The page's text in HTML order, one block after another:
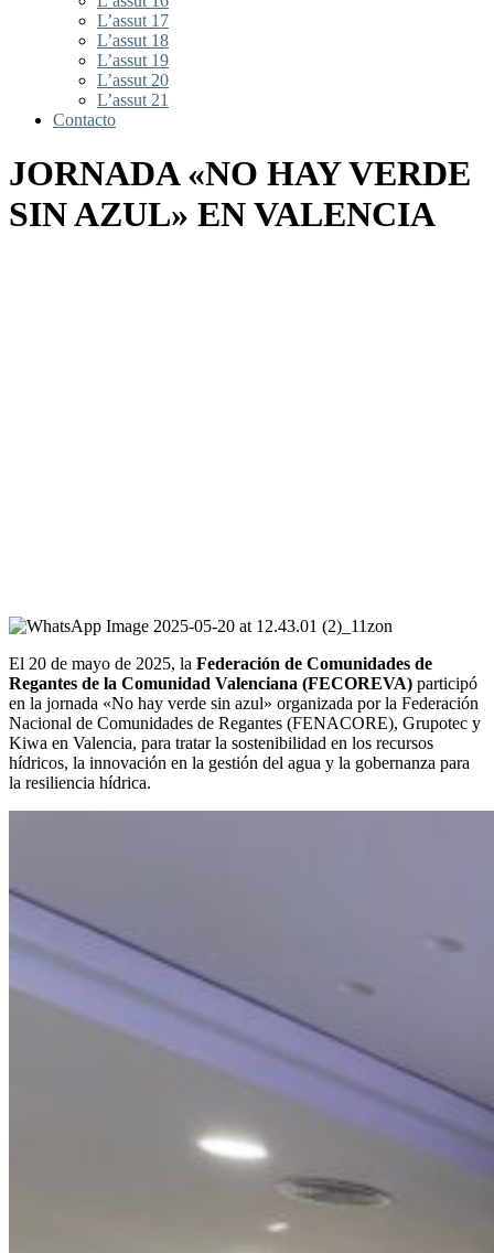
L’assut 17
L’assut 18
L’assut 19
L’assut 20
L’assut 21
Contacto
JORNADA «NO HAY VERDE
SIN AZUL» EN VALENCIA
El 20 de mayo de 2025, la Federación de Comunidades de
Regantes de la Comunidad Valenciana (FECOREVA) participó
en la jornada «No hay verde sin azul» organizada por la Federación
Nacional de Comunidades de Regantes (FENACORE), Grupotec y
Kiwa en Valencia, para tratar la sostenibilidad en los recursos
hídricos, la innovación en la gestión del agua y la gobernanza para
la resiliencia hídrica.